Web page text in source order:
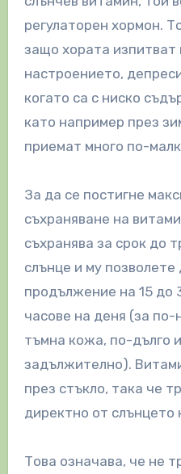
регулаторен хормон.
защо хората изпитват
настроението,
когато са с ниско
като например през
приемат много по-
За да се постигне
съхраняване на
съхранява за срок до
слънце и му
продължение на 15 до
часове на деня (за по-
тъмна кожа, по-дълго
задължително).
през стъкло, така че
директно от слънцето
Това означава, че не